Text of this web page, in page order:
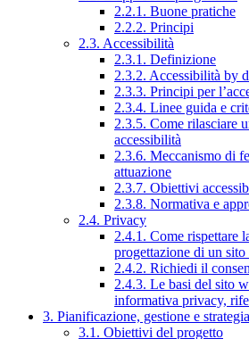
2.2.1. Buone pratiche
2.2.2. Principi
2.3. Accessibilità
2.3.1. Definizione
2.3.2. Accessibilità by
2.3.3. Principi per
2.3.4. Linee guida e
2.3.5. Come rilasciare
accessibilità
2.3.6. Meccanismo di
attuazione
2.3.7. Obiettivi
2.3.8. Normativa e
2.4. Privacy
2.4.1. Come rispettare
progettazione di un
2.4.2. Richiedi il
2.4.3. Le basi del sito
informativa privacy,
3. Pianificazione, gestione e strategia
3.1. Obiettivi del progetto